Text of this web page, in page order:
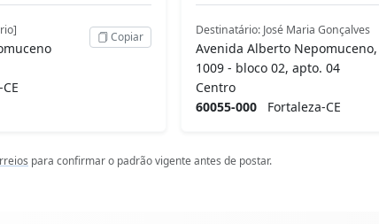
Copiar Destinatário: José Maria Gonçalves
Avenida Alberto Nepomuceno,
1009 - bloco 02, apto. 04
Centro
60055-000 Fortaleza-CE
para confirmar o padrão vigente antes de postar.